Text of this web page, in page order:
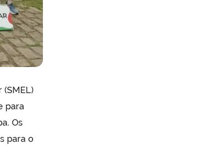
para
Os
para o